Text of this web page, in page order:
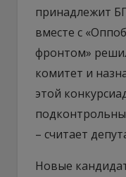
принадлежит
вместе с
фронтом»
комитет и
этой
– считает
Новые